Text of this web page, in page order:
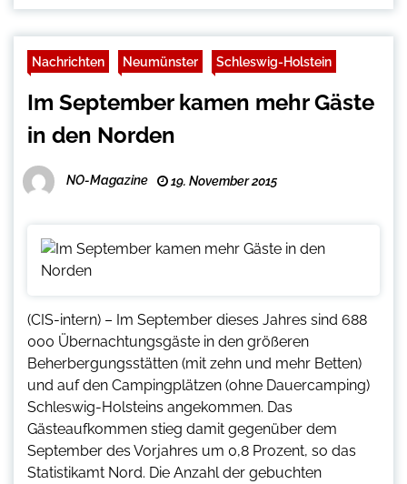
Nachrichten Neumünster Schleswig-Holstein
Im September kamen mehr Gäste
in den Norden
NO-Magazine 19. November 2015
(CIS-intern) – Im September dieses Jahres sind 688
000 Übernachtungsgäste in den größeren
Beherbergungsstätten (mit zehn und mehr Betten)
und auf den Campingplätzen (ohne Dauercamping)
Schleswig-Holsteins angekommen. Das
Gästeaufkommen stieg damit gegenüber dem
September des Vorjahres um 0,8 Prozent, so das
Statistikamt Nord. Die Anzahl der gebuchten